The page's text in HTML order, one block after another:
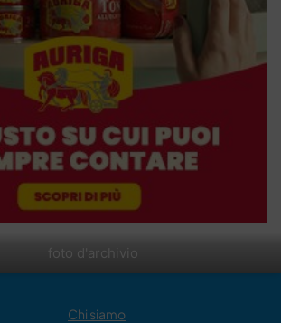
foto d'archivio
Chi siamo